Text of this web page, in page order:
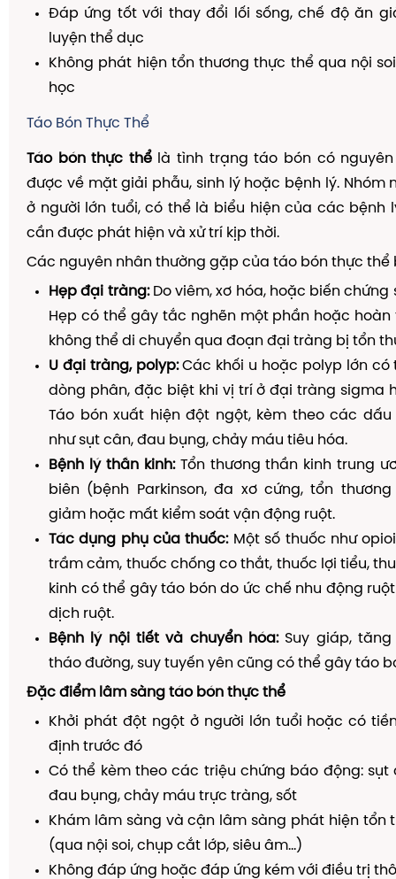
Đáp ứng tốt với thay đổi lối sống, chế độ ăn
luyện thể dục
Không phát hiện tổn thương thực thể qua nội
học
Táo Bón Thực Thể
Táo bón thực thểlà tình trạng táo bón có nguyên
được về mặt giải phẫu, sinh lý hoặc bệnh lý. Nhóm
ở người lớn tuổi, có thể là biểu hiện của các bệnh
cần được phát hiện và xử trí kịp thời.
Các nguyên nhân thường gặp của táo bón thực thể
Hẹp đại tràng:Do viêm, xơ hóa, hoặc biến chứng
Hẹp có thể gây tắc nghẽn một phần hoặc hoàn
không thể di chuyển qua đoạn đại tràng bị tổn
U đại tràng, polyp:Các khối u hoặc polyp lớn có
dòng phân, đặc biệt khi vị trí ở đại tràng sigma
Táo bón xuất hiện đột ngột, kèm theo các
như sụt cân, đau bụng, chảy máu tiêu hóa.
Bệnh lý thần kinh:Tổn thương thần kinh trung
biên (bệnh Parkinson, đa xơ cứng, tổn
giảm hoặc mất kiểm soát vận động ruột.
Tác dụng phụ của thuốc:Một số thuốc như
trầm cảm, thuốc chống co thắt, thuốc lợi tiểu,
kinh có thể gây táo bón do ức chế nhu động
dịch ruột.
Bệnh lý nội tiết và chuyển hóa:Suy giáp,
tháo đường, suy tuyến yên cũng có thể gây táo
Đặc điểm lâm sàng táo bón thực thể
Khởi phát đột ngột ở người lớn tuổi hoặc có
định trước đó
Có thể kèm theo các triệu chứng báo động: sụt
đau bụng, chảy máu trực tràng, sốt
Khám lâm sàng và cận lâm sàng phát hiện tổn
(qua nội soi, chụp cắt lớp, siêu âm...)
Không đáp ứng hoặc đáp ứng kém với điều trị